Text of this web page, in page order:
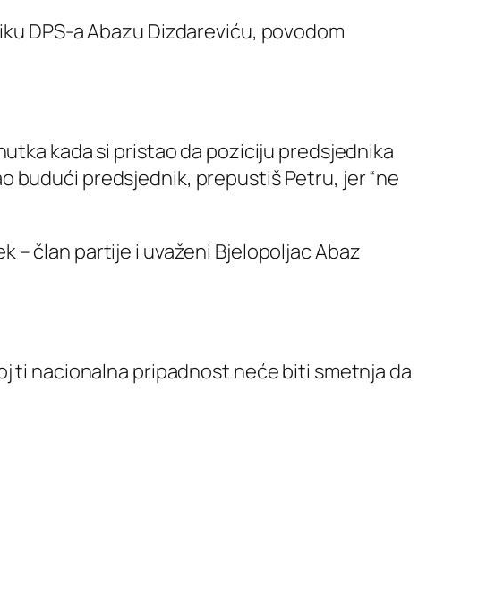
DPS-a Abazu Dizdareviću, povodom
kada si pristao da poziciju predsjednika
budući predsjednik, prepustiš Petru, jer “ne
– član partije i uvaženi Bjelopoljac Abaz
ti nacionalna pripadnost neće biti smetnja da